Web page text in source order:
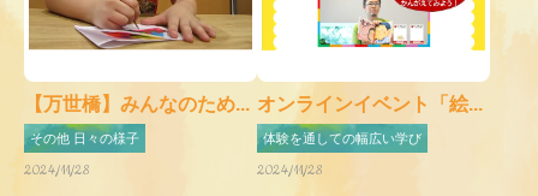
【万世橋】みんなのため...
その他 日々の様子
2024/11/28
オンラインイベント「絵...
体験を通しての幅広い学び
2024/11/28